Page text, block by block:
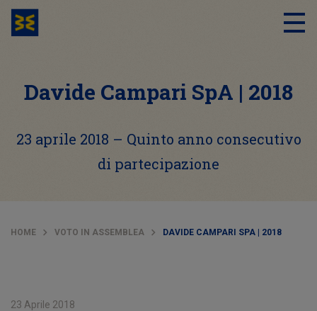
Davide Campari SpA | 2018
23 aprile 2018 – Quinto anno consecutivo
di partecipazione
HOME VOTO IN ASSEMBLEA DAVIDE CAMPARI SPA | 2018
23 Aprile 2018